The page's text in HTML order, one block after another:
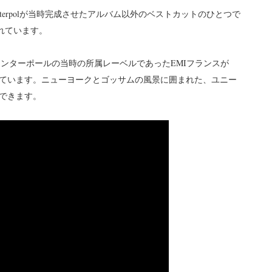
が当時完成させたアルバム以外のベストカットのひとつで
います。
ターポールの当時の所属レーベルであったEMIフランスが
います。ニューヨークとゴッサムの風景に囲まれた、ユニー
ます。